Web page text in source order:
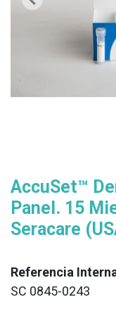
AccuSet™
Panel. 15
Seracare
Referencia
SC 0845-0243